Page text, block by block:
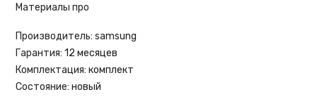
Материалы про
Производитель: samsung
Гарантия: 12 месяцев
Комплектация: комплект
Состояние: новый